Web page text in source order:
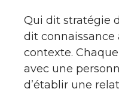
Qui dit stratégie
dit
contexte.
avec une
d’établir une